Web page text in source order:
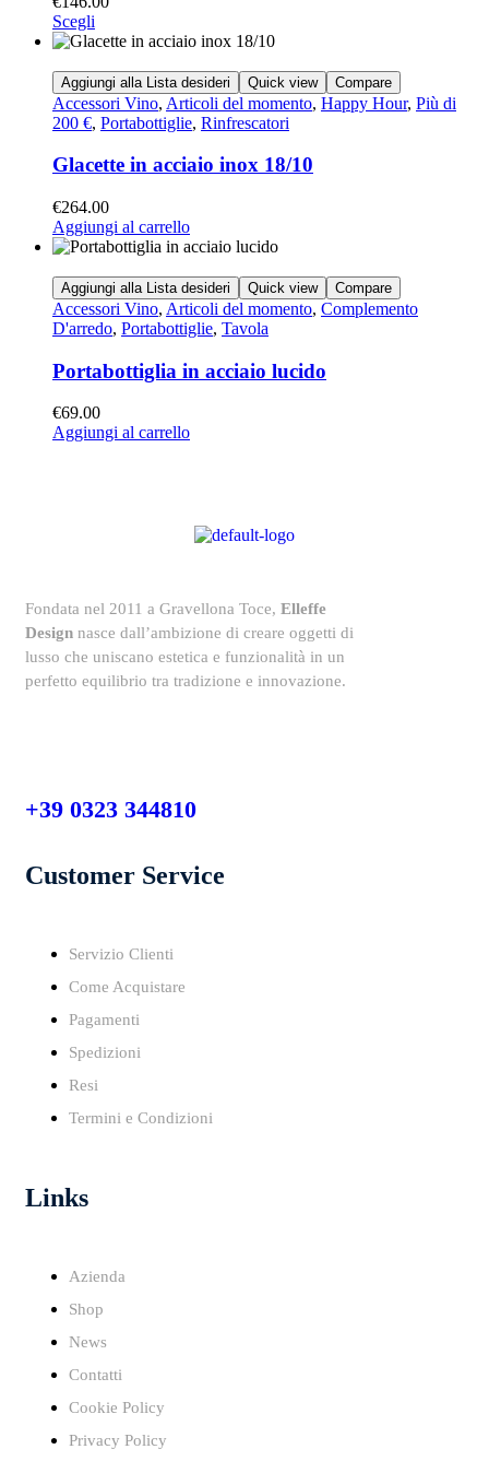
Scegli
Aggiungi alla Lista desideri Quick view Compare
Accessori Vino, Articoli del momento, Happy Hour, Più di
200 €, Portabottiglie, Rinfrescatori
Glacette in acciaio inox 18/10
€264.00
Aggiungi al carrello
Aggiungi alla Lista desideri Quick view Compare
Accessori Vino, Articoli del momento, Complemento
D'arredo, Portabottiglie, Tavola
Portabottiglia in acciaio lucido
€69.00
Aggiungi al carrello
Fondata nel 2011 a Gravellona Toce, Elleffe
Design nasce dall’ambizione di creare oggetti di
lusso che uniscano estetica e funzionalità in un
perfetto equilibrio tra tradizione e innovazione.
+39 0323 344810
Customer Service
Servizio Clienti
Come Acquistare
Pagamenti
Spedizioni
Resi
Termini e Condizioni
Links
Azienda
Shop
News
Contatti
Cookie Policy
Privacy Policy